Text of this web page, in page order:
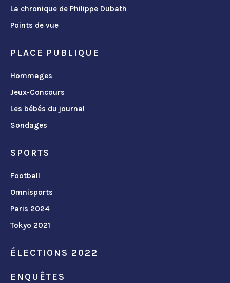
La chronique de Philippe Dubath
Points de vue
PLACE PUBLIQUE
Hommages
Jeux-Concours
Les bébés du journal
Sondages
SPORTS
Football
Omnisports
Paris 2024
Tokyo 2021
ÉLECTIONS 2022
ENQUÊTES